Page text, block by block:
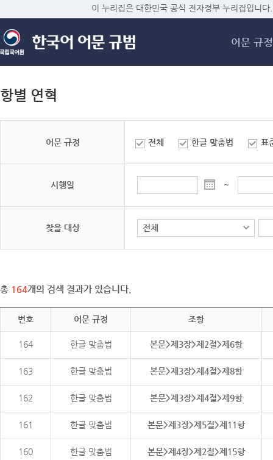
메
이 누리집은 대한민국 공식 전자정부 누리집입니다.
어문 규정
항별 연혁
어문 규정 전체 한글 맞춤법 표
시행일 ~
찾을 대상
총 164개의 검색 결과가 있습니다.
번호 어문 규정 조항
164 한글 맞춤법 본문>제3장>제2절>제6항
163 한글 맞춤법 본문>제3장>제4절>제8항
162 한글 맞춤법 본문>제3장>제4절>제9항
161 한글 맞춤법 본문>제3장>제5절>제11항
160 한글 맞춤법 본문>제4장>제2절>제15항